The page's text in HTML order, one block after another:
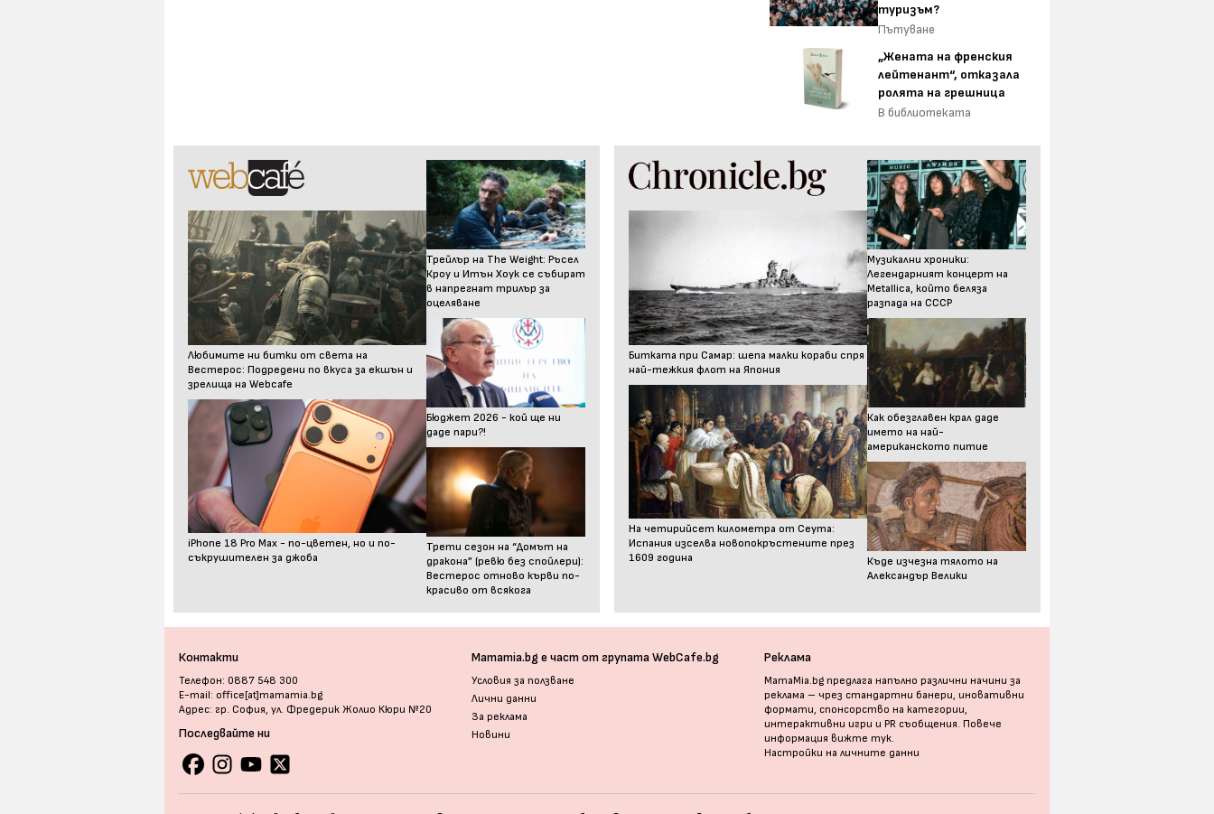
туризъм?
Пътуване
„Жената на френския
лейтенант“, отказала
ролята на грешница
В библиотеката
Любимите ни битки от света на
Вестерос: Подредени по вкуса за екшън и
зрелища на Webcafe
iPhone 18 Pro Max - по-цветен, но и по-
съкрушителен за джоба
Трейлър на The Weight: Ръсел
Кроу и Итън Хоук се събират
в напрегнат трилър за
оцеляване
Бюджет 2026 - кой ще ни
даде пари?!
Трети сезон на “Домът на
дракона” (ревю без спойлери):
Вестерос отново кърви по-
красиво от всякога
Битката при Самар: шепа малки кораби спря
най-тежкия флот на Япония
На четирийсет километра от Сеута:
Испания изселва новопокръстените през
1609 година
Музикални хроники:
Легендарният концерт на
Metallica, който беляза
разпада на СССР
Как обезглавен крал даде
името на най-
американското питие
Къде изчезна тялото на
Александър Велики
Контакти
Телефон: 0887 548 300
E-mail: office[at]mamamia.bg
Адрес: гр. София, ул. Фредерик Жолио Кюри №20
Последвайте ни
Mamamia.bg е част от групата WebCafe.bg
Условия за ползване
Лични данни
За реклама
Новини
Реклама
MamaMia.bg предлага напълно различни начини за
реклама – чрез стандартни банери, иновативни
формати, спонсорство на категории,
интерактивни игри и PR съобщения. Повече
информация вижте тук.
Настройки на личните данни